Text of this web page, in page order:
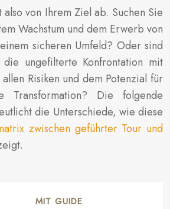
also von Ihrem Ziel ab. Suchen Sie
Wachstum und dem Erwerb von
sicheren Umfeld? Oder sind
ungefilterte Konfrontation mit
Risiken und dem Potenzial für
Transformation? Die folgende
die Unterschiede, wie diese
zwischen geführter Tour und
MIT GUIDE